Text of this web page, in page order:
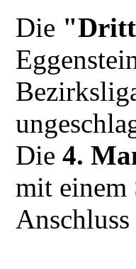
Die
Die 4.
mit einem